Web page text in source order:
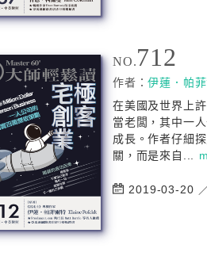
NO.712
作者：伊蓮．帕
在美國及世界上
當老闆，其中一
成長。作者仔細
關，而是來自...
2019-03-20